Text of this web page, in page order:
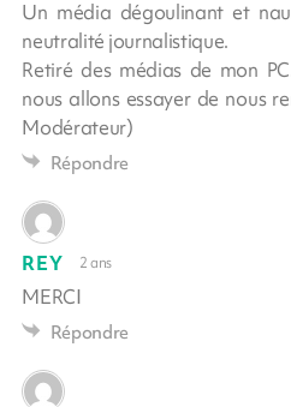
Un média dégoulinant et
neutralité journalistique.
Retiré des médias de mon
nous allons essayer de nous
Modérateur)
Répondre
REY 2 ans
MERCI
Répondre